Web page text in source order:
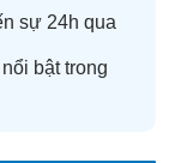
sự 24h qua
nổi bật trong